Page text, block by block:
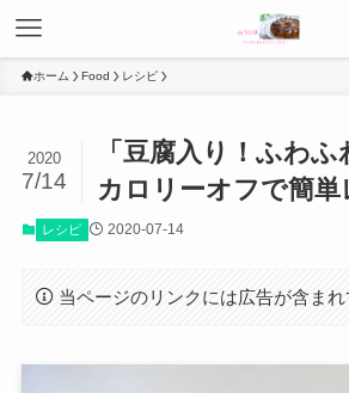
ホーム Food レシピ
「豆腐入り！ふわふ
カロリーオフで簡単
2020
7/14
レシピ 2020-07-14
当ページのリンクには広告が含まれ